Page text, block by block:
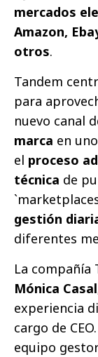
mercados
Amazon,
otros.
Tandem
para
nuevo canal
marca en
el proceso
técnica de
gestión
diferentes
La compañía
Mónica Casal
experiencia
cargo de
equipo